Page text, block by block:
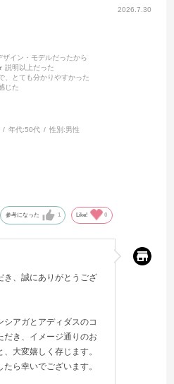
2026.7.30
ザイン・モデルだったから
明以上だった
とても分かりやすかった
じた
年代:50代 性別:男性
参考になった 1 Like! 0
き、誠にありがとうござ
シアガとアディダスのコ
だき、イメージ通りのお
大変嬉しく存じます。
ら幸いでございます。